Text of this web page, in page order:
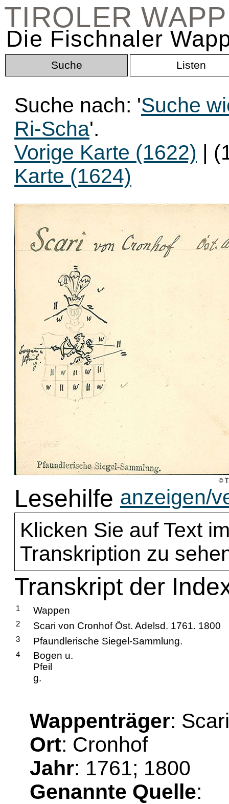
TIROLER
Die Fischnaler
Suche Listen
Suche nach: 'Suche
Ri-Scha'.
Vorige Karte (1622) |
Karte (1624)
Lesehilfe anzeigen/
Klicken Sie auf Text
Transkription zu
Transkript der
1 Wappen
2 Scari von Cronhof Öst. Adelsd. 1761. 1800
3 Pfaundlerische Siegel-Sammlung.
4
Bogen u.
Pfeil
g.
Wappenträger:
Ort: Cronhof
Jahr: 1761; 1800
Genannte Quelle: